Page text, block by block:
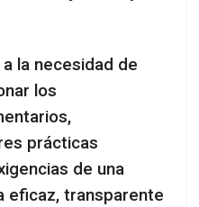
la necesidad de
los
prácticas
de una
eficaz, transparente